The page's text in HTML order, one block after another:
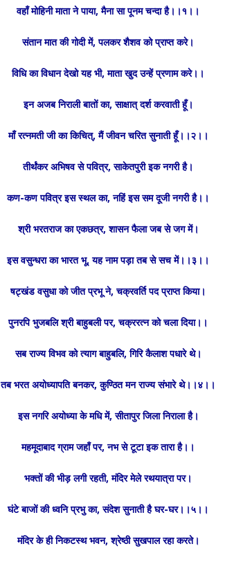
वहाँ मोहिनी माता ने पाया, मैना सा पूनम चन्दा है।।१।।
संतान मात की गोदी में, पलकर शैशव को प्राप्त करे।
विधि का विधान देखो यह भी, माता खुद उन्हें प्रणाम करे।।
इन अजब निराली बातों का, साक्षात् दर्श करवाती हूँ।
माँ रत्नमती जी का किचित्, मैं जीवन चरित सुनाती हूँ।।२।।
तीर्थंकर अभिषव से पवित्र, साकेतपुरी इक नगरी है।
कण-कण पवित्र इस स्थल का, नहिं इस सम दूजी नगरी है।।
श्री भरतराज का एकछत्र, शासन फैला जब से जग में।
इस वसुन्धरा का भारत भू, यह नाम पड़ा तब से सच में।।३।।
षट्खंड वसुधा को जीत प्रभू ने, चक्रवर्ति पद प्राप्त किया।
पुनरपि भुजबलि श्री बाहुबली पर, चक्ररत्न को चला दिया।।
सब राज्य विभव को त्याग बाहुबलि, गिरि कैलाश पधारे थे।
तब भरत अयोध्यापति बनकर, कुण्ठित मन राज्य संभारे थे।।४।।
इस नगरि अयोध्या के मधि में, सीतापुर जिला निराला है।
महमूदाबाद ग्राम जहाँ पर, नभ से टूटा इक तारा है।।
भक्तों की भीड़ लगी रहती, मंदिर मेले रथयात्रा पर।
घंटे बाजों की ध्वनि प्रभु का, संदेश सुनाती है घर-घर।।५।।
मंदिर के ही निकटस्थ भवन, श्रेष्ठी सुखपाल रहा करते।